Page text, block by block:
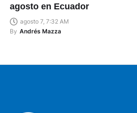
agosto en Ecuador
agosto 7, 7:32 AM
By Andrés Mazza